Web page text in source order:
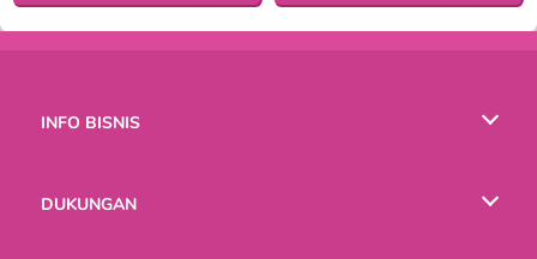
INFO BISNIS
DUKUNGAN